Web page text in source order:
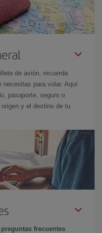
de avión, recuerda
necesitas para volar. Aquí
pasaporte, seguro o
y el destino de tu
preguntas frecuentes